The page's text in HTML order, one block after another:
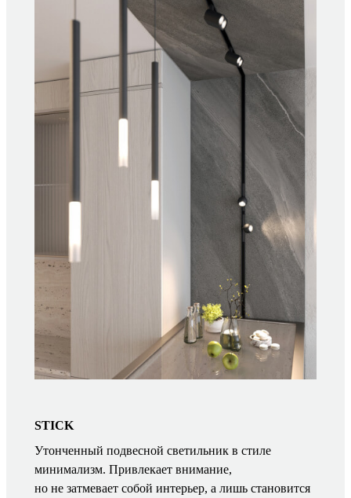
STICK
Утонченный подвесной светильник в стиле
минимализм. Привлекает внимание,
но не затмевает собой интерьер, а лишь становится